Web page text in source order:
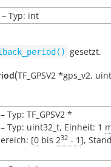
– Typ: int
gesetzt.
(TF_GPSV2 *gps_v2,
– Typ: TF_GPSV2 *
– Typ: uint32_t, Einheit: 1
[0 bis 232 - 1],